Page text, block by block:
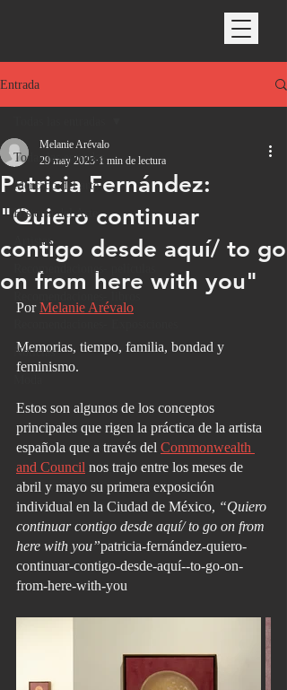
Entrada
Todas las entradas
Mercado del arte
Historia del Arte
Artistas
Recomendaciones- películas
Noticias
Patricia Fernández:
"Quiero continuar
contigo desde aquí/ to go
on from here with you"
Melanie Arévalo
29 may 2023 1 min de lectura
Por Melanie Arévalo
Memorias, tiempo, familia, bondad y
feminismo.
Estos son algunos de los conceptos
principales que rigen la práctica de la artista
española que a través del Commonwealth
and Council nos trajo entre los meses de
abril y mayo su primera exposición
individual en la Ciudad de México, “Quiero
continuar contigo desde aquí/ to go on from
here with you”patricia-fernández-quiero-
continuar-contigo-desde-aquí--to-go-on-
from-here-with-you